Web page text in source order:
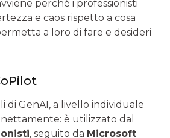
perché i professionisti
e caos rispetto a cosa
a loro di fare e desideri
di GenAI, a livello individuale
è utilizzato dal
, seguito da Microsoft